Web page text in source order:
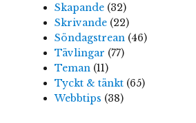
Skapande (32)
Skrivande (22)
Söndagstrean (46)
Tävlingar (77)
Teman (11)
Tyckt & tänkt (65)
Webbtips (38)